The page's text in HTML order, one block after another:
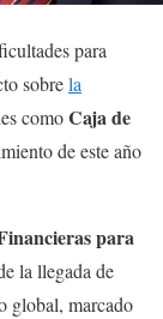
para
sobrela
comoCaja de
de este año
para
la llegada de
global, marcado